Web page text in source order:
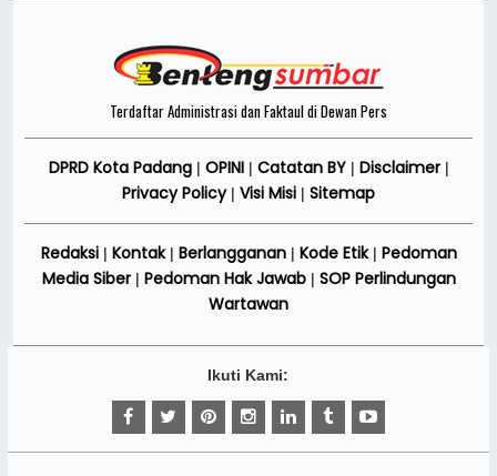
Terdaftar Administrasi dan Faktaul di Dewan Pers
DPRD Kota Padang| OPINI| Catatan BY| Disclaimer|
Privacy Policy| Visi Misi | Sitemap
Redaksi| Kontak| Berlangganan| Kode Etik| Pedoman
Media Siber| Pedoman Hak Jawab| SOP Perlindungan
Wartawan
Ikuti Kami: